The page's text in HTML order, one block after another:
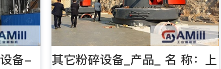
备-
其它粉碎设备_产品_ 名 称：上